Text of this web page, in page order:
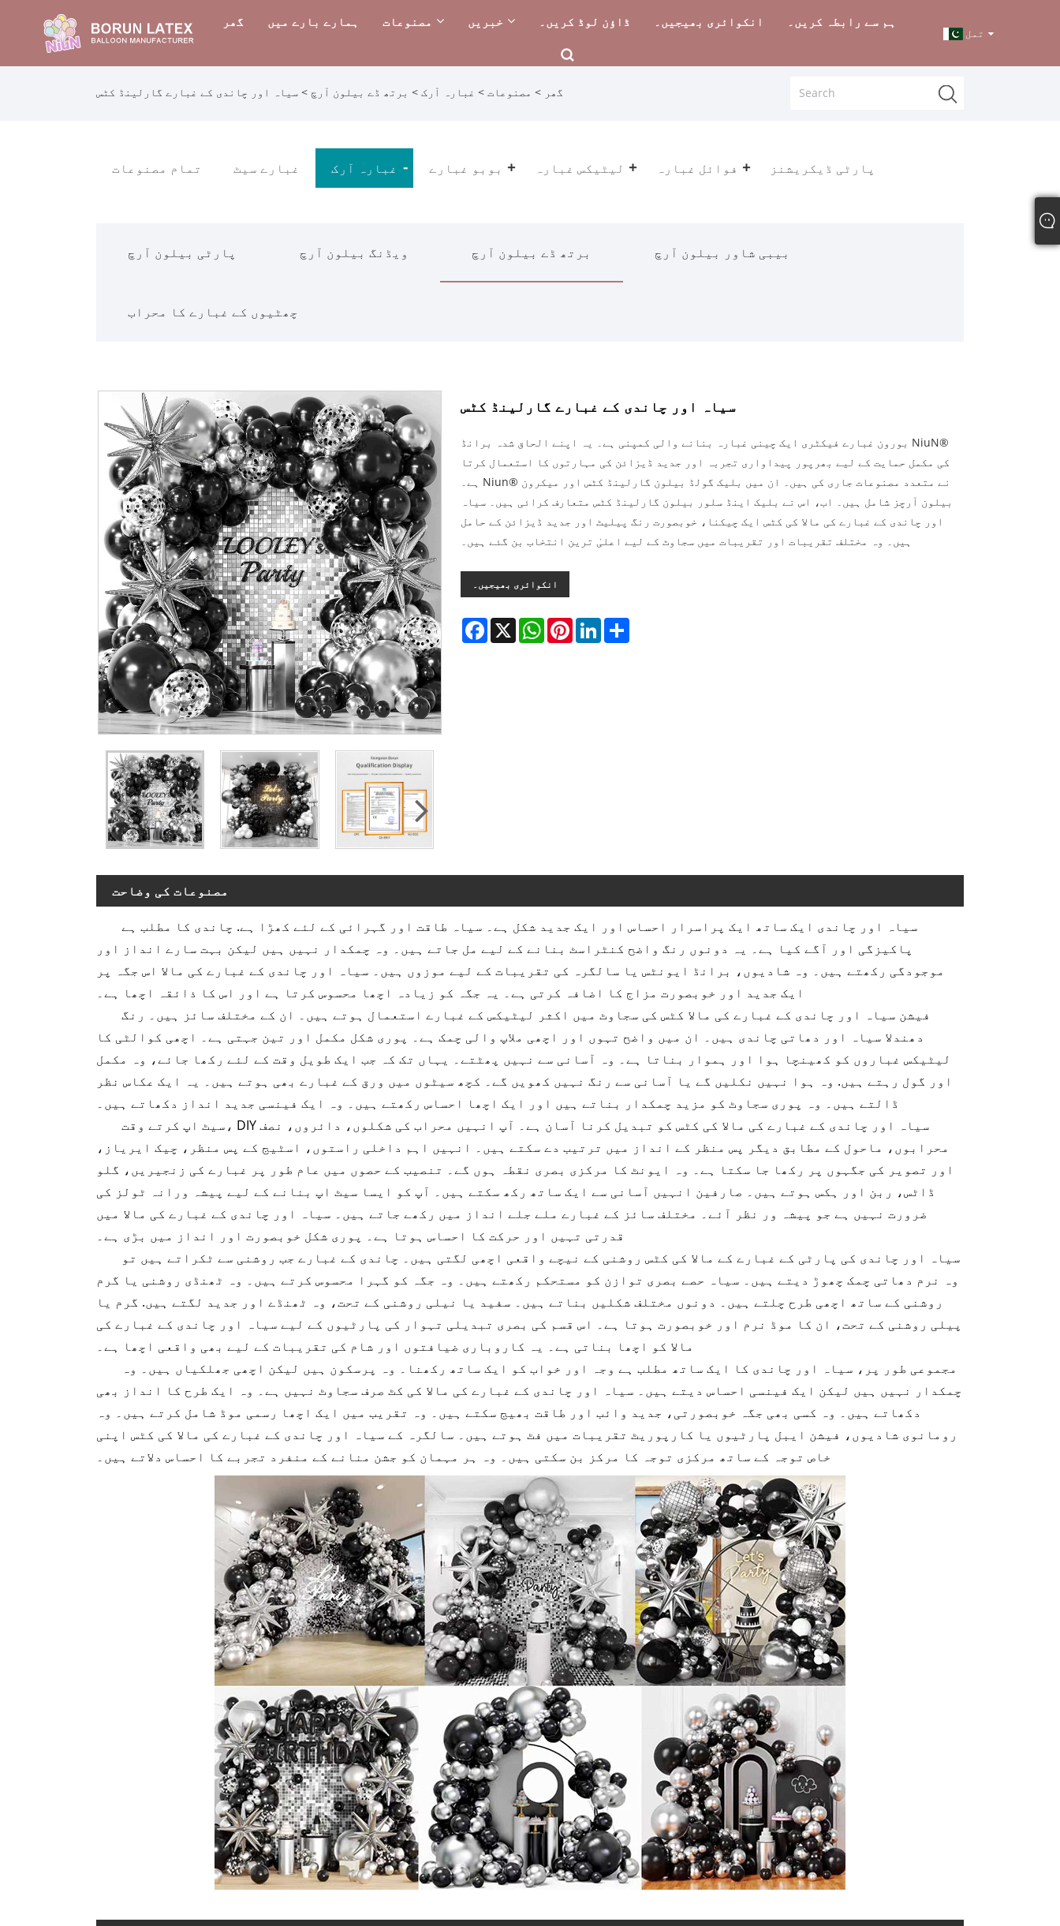
گھر ہمارے بارے میں مصنوعات خبریں ڈاؤن لوڈ کریں۔ انکوائری بھیجیں۔ ہم سے رابطہ کریں۔
تمل
گھر > مصنوعات > غبارہ آرک > برتھ ڈے بیلون آرچ > سیاہ اور چاندی کے غبارے گارلینڈ کٹس
تمام مصنوعات غبارے سیٹ غبارہ آرک بوبو غبارے لیٹیکس غبارہ فوائل غبارہ پارٹی ڈیکریشنز
پارٹی بیلون آرچ ویڈنگ بیلون آرچ برتھ ڈے بیلون آرچ بیبی شاور بیلون آرچ
چھٹیوں کے غبارے کا محراب
سیاہ اور چاندی کے غبارے گارلینڈ کٹس
بورون غبارے فیکٹری ایک چینی غبارہ بنانے والی کمپنی ہے۔ یہ اپنے الحاق شدہ برانڈ NiuN®
کی مکمل حمایت کے لیے بھرپور پیداواری تجربہ اور جدید ڈیزائن کی مہارتوں کا استعمال کرتا
ہے۔ Niun® نے متعدد مصنوعات جاری کی ہیں۔ ان میں بلیک گولڈ بیلون گارلینڈ کٹس اور میکرون
بیلون آرچز شامل ہیں۔ اب، اس نے بلیک اینڈ سلور بیلون گارلینڈ کٹس متعارف کرائی ہیں۔ سیاہ
اور چاندی کے غبارے کی مالا کی کٹس ایک چیکنا، خوبصورت رنگ پیلیٹ اور جدید ڈیزائن کے حامل
ہیں۔ وہ مختلف تقریبات اور تقریبات میں سجاوٹ کے لیے اعلیٰ ترین انتخاب بن گئے ہیں۔
انکوائری بھیجیں۔
Facebook
X WhatsAppPinterestLinkedIn
مصنوعات کی وضاحت
سیاہ اور چاندی ایک ساتھ ایک پراسرار احساس اور ایک جدید شکل ہے۔ سیاہ طاقت اور گہرائی کے لئے کھڑا ہے. چاندی کا مطلب ہے
پاکیزگی اور آگے کیا ہے۔ یہ دونوں رنگ واضح کنٹراسٹ بنانے کے لیے مل جاتے ہیں۔ وہ چمکدار نہیں ہیں لیکن بہت سارے انداز اور
موجودگی رکھتے ہیں۔ وہ شادیوں، برانڈ ایونٹس یا سالگرہ کی تقریبات کے لیے موزوں ہیں۔ سیاہ اور چاندی کے غبارے کی مالا اس جگہ پر
ایک جدید اور خوبصورت مزاج کا اضافہ کرتی ہے۔ یہ جگہ کو زیادہ اچھا محسوس کرتا ہے اور اس کا ذائقہ اچھا ہے۔
فیشن سیاہ اور چاندی کے غبارے کی مالا کٹس کی سجاوٹ میں اکثر لیٹیکس کے غبارے استعمال ہوتے ہیں۔ ان کے مختلف سائز ہیں۔ رنگ
دھندلا سیاہ اور دھاتی چاندی ہیں۔ ان میں واضح تہوں اور اچھی ملاپ والی چمک ہے۔ پوری شکل مکمل اور تین جہتی ہے۔ اچھی کوالٹی کا
لیٹیکس غباروں کو کھینچا ہوا اور ہموار بناتا ہے۔ وہ آسانی سے نہیں پھٹتے۔ یہاں تک کہ جب ایک طویل وقت کے لئے رکھا جائے، وہ مکمل
اور گول رہتے ہیں. وہ ہوا نہیں نکلیں گے یا آسانی سے رنگ نہیں کھویں گے۔ کچھ سیٹوں میں ورق کے غبارے بھی ہوتے ہیں۔ یہ ایک عکاس نظر
ڈالتے ہیں۔ وہ پوری سجاوٹ کو مزید چمکدار بناتے ہیں اور ایک اچھا احساس رکھتے ہیں۔ وہ ایک فینسی جدید انداز دکھاتے ہیں۔
سیٹ اپ کرتے وقت، DIY سیاہ اور چاندی کے غبارے کی مالا کی کٹس کو تبدیل کرنا آسان ہے۔ آپ انہیں محراب کی شکلوں، دائروں، نصف
محرابوں، ماحول کے مطابق دیگر پس منظر کے انداز میں ترتیب دے سکتے ہیں۔ انہیں اہم داخلی راستوں، اسٹیج کے پس منظر، چیک ایریاز،
اور تصویر کی جگہوں پر رکھا جا سکتا ہے۔ وہ ایونٹ کا مرکزی بصری نقطہ ہوں گے۔ تنصیب کے حصوں میں عام طور پر غبارے کی زنجیریں، گلو
ڈاٹس، ربن اور ہکس ہوتے ہیں۔ صارفین انہیں آسانی سے ایک ساتھ رکھ سکتے ہیں۔ آپ کو ایسا سیٹ اپ بنانے کے لیے پیشہ ورانہ ٹولز کی
ضرورت نہیں ہے جو پیشہ ور نظر آئے۔ مختلف سائز کے غبارے ملے جلے انداز میں رکھے جاتے ہیں۔ سیاہ اور چاندی کے غبارے کی مالا میں
قدرتی تہیں اور حرکت کا احساس ہوتا ہے۔ پوری شکل خوبصورت اور انداز میں بڑی ہے۔
سیاہ اور چاندی کی پارٹی کے غبارے کے مالا کی کٹس روشنی کے نیچے واقعی اچھی لگتی ہیں۔ چاندی کے غبارے جب روشنی سے ٹکراتے ہیں تو
وہ نرم دھاتی چمک چھوڑ دیتے ہیں۔ سیاہ حصے بصری توازن کو مستحکم رکھتے ہیں۔ وہ جگہ کو گہرا محسوس کرتے ہیں۔ وہ ٹھنڈی روشنی یا گرم
روشنی کے ساتھ اچھی طرح چلتے ہیں۔ دونوں مختلف شکلیں بناتے ہیں۔ سفید یا نیلی روشنی کے تحت، وہ ٹھنڈے اور جدید لگتے ہیں. گرم یا
پیلی روشنی کے تحت، ان کا موڈ نرم اور خوبصورت ہوتا ہے۔ اس قسم کی بصری تبدیلی تہوار کی پارٹیوں کے لیے سیاہ اور چاندی کے غبارے کی
مالا کو اچھا بناتی ہے۔ یہ کاروباری ضیافتوں اور شام کی تقریبات کے لیے بھی واقعی اچھا ہے۔
مجموعی طور پر، سیاہ اور چاندی کا ایک ساتھ مطلب ہے وجہ اور خواب کو ایک ساتھ رکھنا۔ وہ پرسکون ہیں لیکن اچھی جھلکیاں ہیں۔ وہ
چمکدار نہیں ہیں لیکن ایک فینسی احساس دیتے ہیں۔ سیاہ اور چاندی کے غبارے کی مالا کی کٹ صرف سجاوٹ نہیں ہے۔ وہ ایک طرح کا انداز بھی
دکھاتے ہیں۔ وہ کسی بھی جگہ خوبصورتی، جدید وائب اور طاقت بھیج سکتے ہیں۔ وہ تقریب میں ایک اچھا رسمی موڈ شامل کرتے ہیں۔ وہ
رومانوی شادیوں، فیشن ایبل پارٹیوں یا کارپوریٹ تقریبات میں فٹ ہوتے ہیں۔ سالگرہ کے سیاہ اور چاندی کے غبارے کی مالا کی کٹس اپنی
خاص توجہ کے ساتھ مرکزی توجہ کا مرکز بن سکتی ہیں۔ وہ ہر مہمان کو جشن منانے کے منفرد تجربے کا احساس دلاتے ہیں۔